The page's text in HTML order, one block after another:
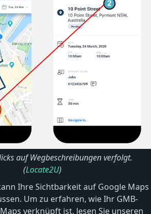
auf Wegbeschreibungen verfolgt.
(Locate2U)
Ihre Sichtbarkeit auf Google Maps
Um zu erfahren, wie Ihr GMB-
verknüpft ist, lesen Sie unseren